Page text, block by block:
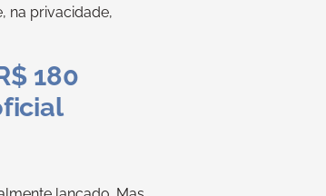
na privacidade,
180